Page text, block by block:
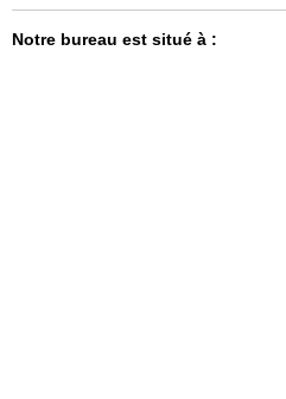
Notre bureau est situé à :